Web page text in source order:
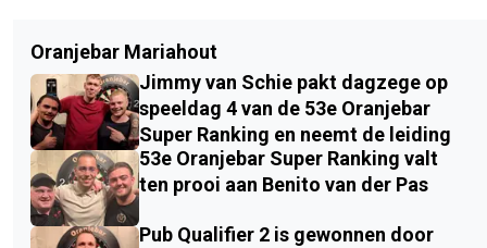
Oranjebar Mariahout
Jimmy van Schie pakt dagzege op
speeldag 4 van de 53e Oranjebar
Super Ranking en neemt de leiding
53e Oranjebar Super Ranking valt
ten prooi aan Benito van der Pas
Pub Qualifier 2 is gewonnen door